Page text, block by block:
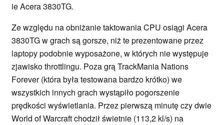
ie Acera 3830TG.
Ze względu na obniżanie taktowania CPU osiągi Acera
3830TG w grach są gorsze, niż te prezentowane przez
laptopy podobnie wyposażone, w których nie występuje
zjawisko throttlingu. Poza grą TrackMania Nations
Forever (która była testowana bardzo krótko) we
wszystkich innych grach wystąpiło pogorszenie
prędkości wyświetlania. Przez pierwszą minutę czy dwie
World of Warcraft chodził świetnie (113,2 kl/s) na